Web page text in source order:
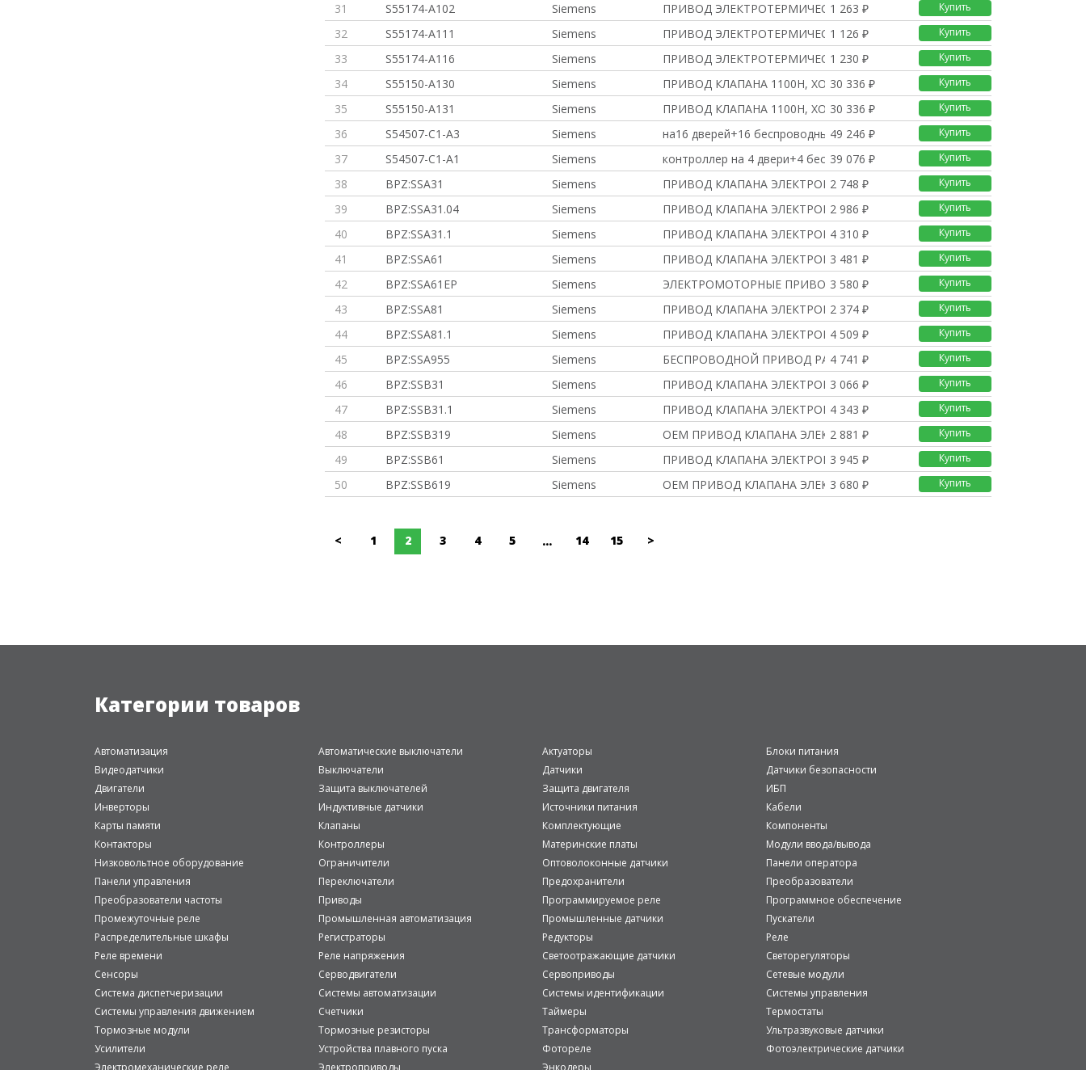
31 S55174-A102 Siemens ПРИВОД ЭЛЕКТРОТЕРМИЧЕСКИЙ, AC/
1 263 ₽ Купить
32 S55174-A111 Siemens ПРИВОД ЭЛЕКТРОТЕРМИЧЕСКИЙ, AC/
1 126 ₽ Купить
33 S55174-A116 Siemens ПРИВОД ЭЛЕКТРОТЕРМИЧЕСКИЙ, AC/
1 230 ₽ Купить
34 S55150-A130 Siemens ПРИВОД КЛАПАНА 1100Н, ХОД 20/4
30 336 ₽ Купить
35 S55150-A131 Siemens ПРИВОД КЛАПАНА 1100Н, ХОД 20/4
30 336 ₽ Купить
36 S54507-C1-A3 Siemens на16 дверей+16 беспроводные49 246 ₽ Купить
37 S54507-C1-A1 Siemens контроллер на 4 двери+4 беспро39 076 ₽ Купить
38 BPZ:SSA31 Siemens ПРИВОД КЛАПАНА ЭЛЕКТРОМОТОРНЫЙ
2 748 ₽ Купить
39 BPZ:SSA31.04 Siemens ПРИВОД КЛАПАНА ЭЛЕКТРОМОТОРНЫЙ
2 986 ₽ Купить
40 BPZ:SSA31.1 Siemens ПРИВОД КЛАПАНА ЭЛЕКТРОМОТОРНЫЙ
4 310 ₽ Купить
41 BPZ:SSA61 Siemens ПРИВОД КЛАПАНА ЭЛЕКТРОМОТОРНЫЙ
3 481 ₽ Купить
42 BPZ:SSA61EP Siemens ЭЛЕКТРОМОТОРНЫE ПРИВОДЫ 100 N
3 580 ₽ Купить
43 BPZ:SSA81 Siemens ПРИВОД КЛАПАНА ЭЛЕКТРОМОТОРНЫЙ
2 374 ₽ Купить
44 BPZ:SSA81.1 Siemens ПРИВОД КЛАПАНА ЭЛЕКТРОМОТОРНЫЙ
4 509 ₽ Купить
45 BPZ:SSA955 Siemens БЕСПРОВОДНОЙ ПРИВОД РАДИАТОРНО
4 741 ₽ Купить
46 BPZ:SSB31 Siemens ПРИВОД КЛАПАНА ЭЛЕКТРОМОТОРНЫЙ
3 066 ₽ Купить
47 BPZ:SSB31.1 Siemens ПРИВОД КЛАПАНА ЭЛЕКТРОМОТОРНЫЙ
4 343 ₽ Купить
48 BPZ:SSB319 Siemens OEM ПРИВОД КЛАПАНА ЭЛЕКТРОМОТО
2 881 ₽ Купить
49 BPZ:SSB61 Siemens ПРИВОД КЛАПАНА ЭЛЕКТРОМОТОРНЫЙ
3 945 ₽ Купить
50 BPZ:SSB619 Siemens OEM ПРИВОД КЛАПАНА ЭЛЕКТРОМОТО
3 680 ₽ Купить
< 1 2 3 4 5 ... 14 15 >
Категории товаров
Автоматизация Автоматические выключатели Актуаторы
Блоки питания
Видеодатчики
Выключатели Датчики
Датчики безопасности
Двигатели
Защита выключателей Защита двигателя
ИБП
Инверторы
Индуктивные датчики Источники питания
Кабели
Карты памяти
Клапаны Комплектующие
Компоненты
Контакторы
Контроллеры Материнские платы
Модули ввода/вывода
Низковольтное оборудование
Ограничители Оптоволоконные датчики
Панели оператора
Панели управления
Переключатели Предохранители
Преобразователи
Преобразователи частоты
Приводы Программируемое реле
Программное обеспечение
Промежуточные реле
Промышленная автоматизация Промышленные датчики
Пускатели
Распределительные шкафы
Регистраторы Редукторы
Реле
Реле времени
Реле напряжения Светоотражающие датчики
Светорегуляторы
Сенсоры
Серводвигатели Сервоприводы
Сетевые модули
Система диспетчеризации
Системы автоматизации Системы идентификации
Системы управления
Системы управления движением
Счетчики Таймеры
Термостаты
Тормозные модули
Тормозные резисторы Трансформаторы
Ультразвуковые датчики
Усилители
Устройства плавного пуска Фотореле
Фотоэлектрические датчики
Электромеханические реле
Электроприводы Энкодеры